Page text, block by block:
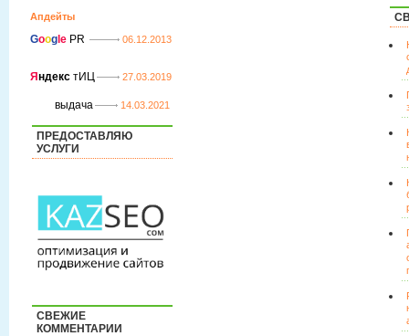
Апдейты
Goog le PR 06.12.2013
Я ндекс тИЦ 27.03.2019
выдача 14.03.2021
ПРЕДОСТАВЛЯЮ
УСЛУГИ
СВЕЖИЕ
КОММЕНТАРИИ